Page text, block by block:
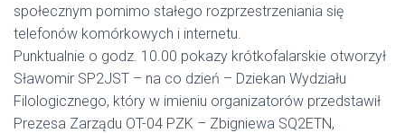
społecznym pomimo stałego rozprzestrzeniania się
telefonów komórkowych i internetu.
Punktualnie o godz. 10.00 pokazy krótkofalarskie otworzył
Sławomir SP2JST – na co dzień – Dziekan Wydziału
Filologicznego, który w imieniu organizatorów przedstawił
Prezesa Zarządu OT-04 PZK – Zbigniewa SQ2ETN,